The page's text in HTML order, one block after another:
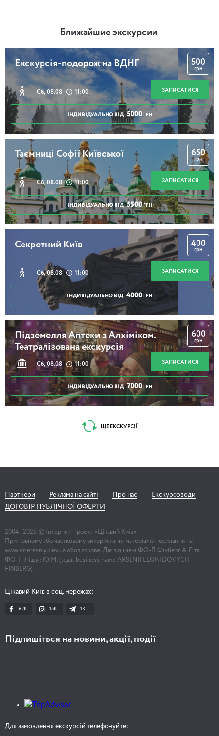
Ближайшие экскурсии
Екскурсія-подорож на ВДНГ
Сб, 08.08 11:00
500
грн
ЗАПИСАТИСЯ
ІНДИВІДУАЛЬНО ВІД 5000 ГРН
Таємниці Софії Київської
Сб, 08.08 11:00
650
грн
ЗАПИСАТИСЯ
ІНДИВІДУАЛЬНО ВІД 5500 ГРН
Секретний Київ
Сб, 08.08 11:00
400
грн
ЗАПИСАТИСЯ
ІНДИВІДУАЛЬНО ВІД 4000 ГРН
Підземелля Аптеки з Алхіміком.
Театралізована екскурсія
Сб, 08.08 11:00
600
грн
ЗАПИСАТИСЯ
ІНДИВІДУАЛЬНО ВІД 7000 ГРН
ЩЕ ЕКСКУРСІЇ
Партнери Реклама на сайті Про нас
Екскурсоводи
ДОГОВІР ПУБЛІЧНОЇ ОФЕРТИ
2004 - 2026 © Інтернет-проект «Цікавий Київ»
При повному або частковому використанні матеріалів посилання на
www.interesniy.kiev.ua обов'язкове. Діє від імені ФО-П Фінберг А.Л та
ФО-П Ліщук Ю.М. (legal business name ARSENII LEONIDOVYCH
FINBERG)
Цікавий Київ в соц. мережах:
62K 15K 1К
Підпишіться на новини, акції, події
Для замовлення екскурсій телефонуйте: